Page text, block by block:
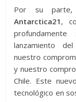
Por su parte,
Antarctica21 ,
lanzamiento
nuestro
y nuestro
Chile. Este
tecnológico en